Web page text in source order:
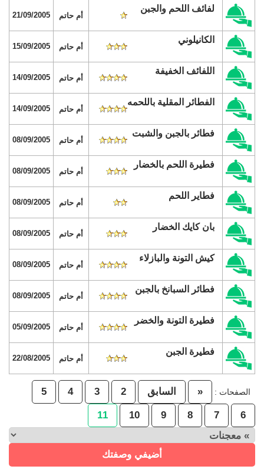
لفائف اللحم والجبن
أم حاتم 21/09/2005
الكانيلوني
أم حاتم 15/09/2005
اللفائف الخفيفة
أم حاتم 14/09/2005
الفطائر المقلية باللحمه
أم حاتم 14/09/2005
فطائر بالجبن والشبت
أم حاتم 08/09/2005
فطيرة اللحم بالخضار
أم حاتم 08/09/2005
فطاير اللحم
أم حاتم 08/09/2005
بان كايك الخضار
أم حاتم 08/09/2005
كيش التونة والبازلاء
أم حاتم 08/09/2005
فطائر السبانخ بالجبن
أم حاتم 08/09/2005
فطيرة التونة والخضر
أم حاتم 05/09/2005
فطيرة الجبن
أم حاتم 22/08/2005
الصفحات : « السابق 2
3
4
5
6
7
8
9
10
11
أضيفي وصفتك